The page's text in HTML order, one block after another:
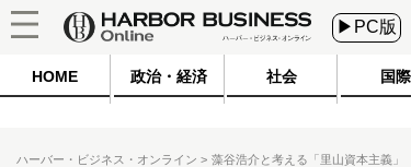
▶PC版
HOME 政治・経済 社会 国際
ハーバー・ビジネス・オンライン
藻谷浩介と考える「里山資本主義」